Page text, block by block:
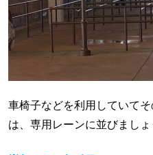
車椅子などを利用していて
は、専用レーンに並びましょ